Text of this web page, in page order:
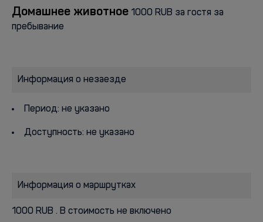
Домашнее животное 1000 RUB за гостя за
пребывание
Информация о незаезде
Период: не указано
Доступность: не указано
Информация о маршрутках
1000 RUB . В стоимость не включено